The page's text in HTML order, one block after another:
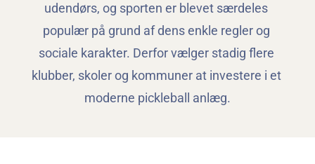
udendørs, og sporten er blevet særdeles
populær på grund af dens enkle regler og
sociale karakter. Derfor vælger stadig flere
klubber, skoler og kommuner at investere i et
moderne pickleball anlæg.